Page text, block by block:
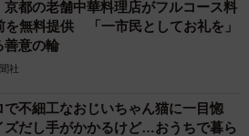
京都の老舗中華料理店がフルコース料
を無料提供 「一市民としてお礼を」
善意の輪
社
で不細工なおじいちゃん猫に一目惚
だし手がかかるけど…おうちで暮ら